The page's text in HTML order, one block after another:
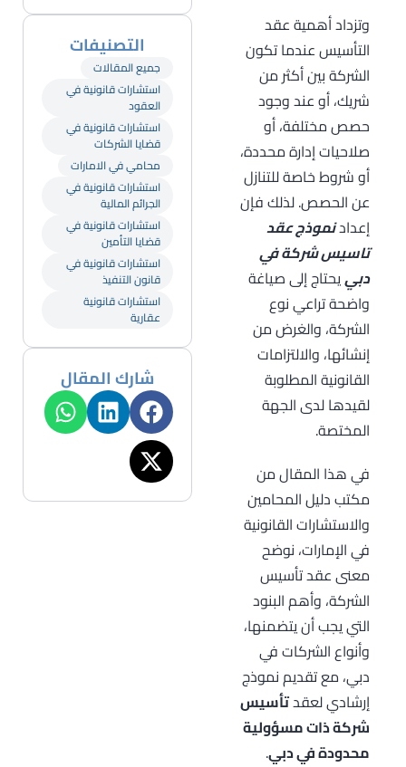
وتزداد أهمية عقد
التأسيس عندما تكون
الشركة بين أكثر من
شريك، أو عند وجود
حصص مختلفة، أو
صلاحيات إدارة محددة،
أو شروط خاصة للتنازل
عن الحصص. لذلك فإن
إعدادنموذج عقد
تاسيس شركة في
دبييحتاج إلى صياغة
واضحة تراعي نوع
الشركة، والغرض من
إنشائها، والالتزامات
القانونية المطلوبة
لقيدها لدى الجهة
المختصة.
في هذا المقال من
مكتب دليل المحامين
والاستشارات القانونية
في الإمارات، نوضح
معنى عقد تأسيس
الشركة، وأهم البنود
التي يجب أن يتضمنها،
وأنواع الشركات في
دبي، مع تقديم نموذج
إرشادي لعقدتأسيس
شركة ذات مسؤولية
محدودة في دبي.
التصنيفات
جميع المقالات
استشارات قانونية في
العقود
استشارات قانونية في
قضايا الشركات
محامي في الامارات
استشارات قانونية في
الجرائم المالية
استشارات قانونية في
قضايا التأمين
استشارات قانونية في
قانون التنفيذ
استشارات قانونية
عقارية
شارك المقال